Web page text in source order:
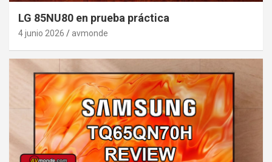
LG 85NU80 en prueba práctica
4 junio 2026 avmonde